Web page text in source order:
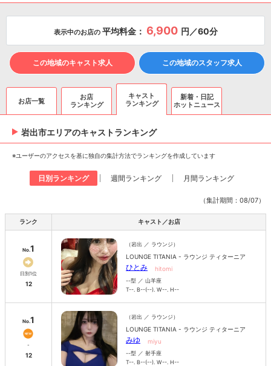
表示中のお店の 平均料金： 6,900 円／60分
この地域のキャスト求人 この地域のスタッフ求人
お店一覧
お店
ランキング
キャスト
ランキング
新着・日記
ホットニュース
岩出市エリアのキャストランキング
※ユーザーのアクセスを基に独自の集計方法でランキングを作成しています
日別ランキング 週間ランキング 月間ランキング
（集計期間：08/07）
ランク キャスト／お店
No.1
日別1位
12
（岩出 ／ ラウンジ）
LOUNGE TITANIA - ラウンジ ティターニア
ひとみ hitomi
--型 ／ 山羊座
T--. B--(--). W--. H--
No.1
-
12
（岩出 ／ ラウンジ）
LOUNGE TITANIA - ラウンジ ティターニア
みゆ miyu
--型 ／ 射手座
T--. B--(--). W--. H--